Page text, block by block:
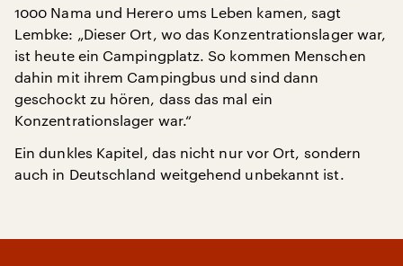
1000 Nama und Herero ums Leben kamen, sagt
Lembke: „Dieser Ort, wo das Konzentrationslager war,
ist heute ein Campingplatz. So kommen Menschen
dahin mit ihrem Campingbus und sind dann
geschockt zu hören, dass das mal ein
Konzentrationslager war.“
Ein dunkles Kapitel, das nicht nur vor Ort, sondern
auch in Deutschland weitgehend unbekannt ist.